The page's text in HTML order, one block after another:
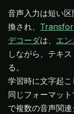
音声入力は短い
換され、
デコーダは、 エ
しながら、テキ
る。
学習時に文字起
同じフォーマッ
で複数の音声関連